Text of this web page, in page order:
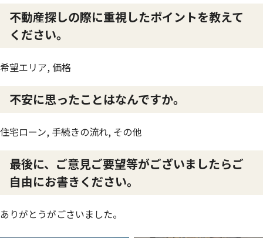
不動産探しの際に重視したポイントを教えて
ください。
希望エリア, 価格
不安に思ったことはなんですか。
住宅ローン, 手続きの流れ, その他
最後に、ご意見ご要望等がございましたらご
自由にお書きください。
ありがとうがごさいました。